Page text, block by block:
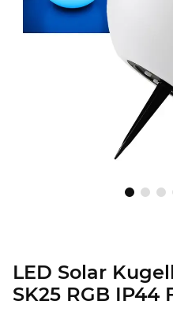
LED Solar
SK25 RGB IP44